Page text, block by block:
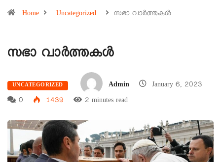
Home Uncategorized സഭാ വാർത്തകൾ
സഭാ വാർത്തകൾ
UNCATEGORIZED Admin
January 6, 2023
0
1439 2 minutes read